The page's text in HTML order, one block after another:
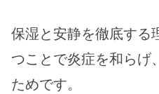
保湿と安静を徹底する
つことで炎症を和らげ
ためです。